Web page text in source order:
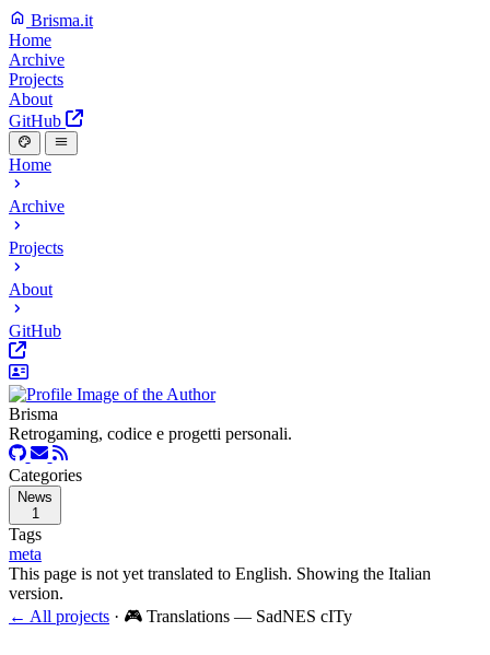
Brisma.it
Home
Archive
Projects
About
GitHub
Home
Archive
Projects
About
GitHub
Brisma
Retrogaming, codice e progetti personali.
Categories
News
1
Tags
meta
This page is not yet translated to English. Showing the Italian
version.
← All projects · 🎮 Translations — SadNES cITy